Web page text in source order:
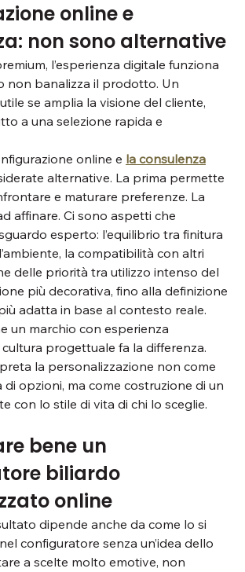
online e
non sono alternative
l’esperienza digitale funziona
non banalizza il prodotto. Un
se amplia la visione del cliente,
a una selezione rapida e
online e la consulenza
alternative. La prima permette
e maturare preferenze. La
affinare. Ci sono aspetti che
esperto: l’equilibrio tra finitura
la compatibilità con altri
delle priorità tra utilizzo intenso del
più decorativa, fino alla definizione
adatta in base al contesto reale.
un marchio con esperienza
progettuale fa la differenza.
la personalizzazione non come
di opzioni, ma come costruzione di un
con lo stile di vita di chi lo sceglie.
bene un
biliardo
online
dipende anche da come lo si
configuratore senza un’idea dello
a scelte molto emotive, non